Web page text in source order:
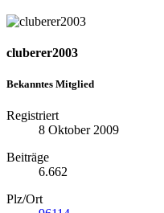
cluberer2003
Bekanntes Mitglied
Registriert
8 Oktober 2009
Beiträge
6.662
Plz/Ort